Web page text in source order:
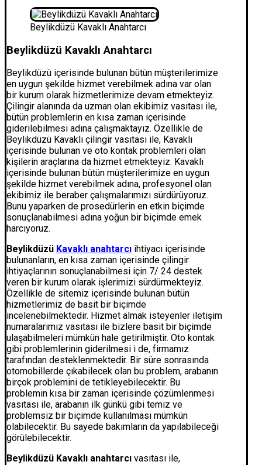
Beylikdüzü Kavaklı Anahtarcı
Beylikdüzü Kavaklı Anahtarcı
Beylikdüzü içerisinde bulunan bütün müşterilerimize
en uygun şekilde hizmet verebilmek adına var olan
bir kurum olarak hizmetlerimize devam etmekteyiz.
Çilingir alanında da uzman olan ekibimiz vasıtası ile,
bütün problemlerin en kısa zaman içerisinde
giderilebilmesi adına çalışmaktayız. Özellikle de
Beylikdüzü Kavaklı çilingir vasıtası ile, Kavaklı
içerisinde bulunan ve oto kontak problemleri olan
kişilerin araçlarına da hizmet etmekteyiz. Kavaklı
içerisinde bulunan bütün müşterilerimize en uygun
şekilde hizmet verebilmek adına, profesyonel olan
ekibimiz ile beraber çalışmalarımızı sürdürüyoruz.
Bunu yaparken de prosedürlerin en etkin biçimde
sonuçlanabilmesi adına yoğun bir biçimde emek
harcıyoruz.
Beylikdüzü Kavaklı anahtarcı ihtiyacı içerisinde
bulunanların, en kısa zaman içerisinde çilingir
ihtiyaçlarının sonuçlanabilmesi için 7/ 24 destek
veren bir kurum olarak işlerimizi sürdürmekteyiz.
Özellikle de sitemiz içerisinde bulunan bütün
hizmetlerimiz de basit bir biçimde
incelenebilmektedir. Hizmet almak isteyenler iletişim
numaralarımız vasıtası ile bizlere basit bir biçimde
ulaşabilmeleri mümkün hale getirilmiştir. Oto kontak
gibi problemlerinin giderilmesi i de, firmamız
tarafından desteklenmektedir. Bir süre sonrasında
otomobillerde çıkabilecek olan bu problem, arabanın
birçok problemini de tetikleyebilecektir. Bu
problemin kısa bir zaman içerisinde çözümlenmesi
vasıtası ile, arabanın ilk günkü gibi temiz ve
problemsiz bir biçimde kullanılması mümkün
olabilecektir. Bu sayede bakımların da yapılabileceği
görülebilecektir.
Beylikdüzü Kavaklı anahtarcı vasıtası ile,